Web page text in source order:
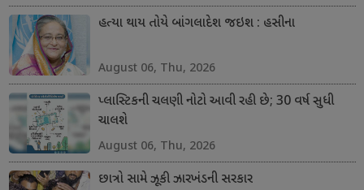
હત્યા થાય તોયે બાંગલાદેશ જઇશ : હસીના
August 06, Thu, 2026
પ્લાસ્ટિકની ચલણી નોટો આવી રહી છે; 30 વર્ષ સુધી
ચાલશે
August 06, Thu, 2026
છાત્રો સામે ઝૂકી ઝારખંડની સરકાર